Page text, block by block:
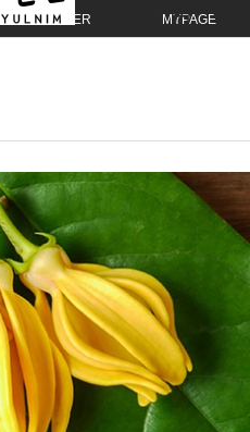
ORDER MYPAGE